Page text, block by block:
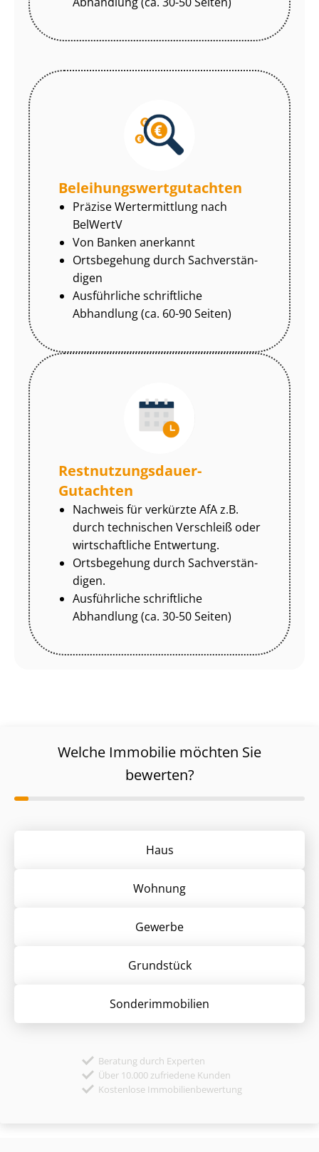
Be­lei­hungs­wert­gut­ach­ten
Präzise Wertermittlung nach
BelWertV
Von Banken anerkannt
Ortsbegehung durch Sach­ver­stän­
di­gen
Ausführliche schriftliche
Abhandlung (ca. 60-90 Seiten)
Rest­nut­zungs­dau­er-
Gutachten
Nachweis für verkürzte AfA z.B.
durch technischen Verschleiß oder
wirtschaftliche Entwertung.
Ortsbegehung durch Sach­ver­stän­
di­gen.
Ausführliche schriftliche
Abhandlung (ca. 30-50 Seiten)
Welche Immobilie möchten Sie
bewerten?
Haus
Wohnung
Gewerbe
Grund­stück
Sonder­immobilien
Beratung durch Experten
Über 10.000 zufriedene Kunden
Kostenlose Immobilienbewertung